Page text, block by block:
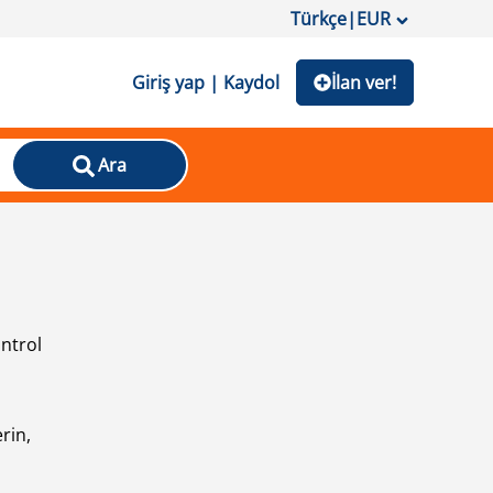
Türkçe|EUR
Giriş yap | Kaydol İlan ver!
Ara